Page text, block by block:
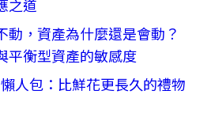
之道
動，資產為什麼還是會動？
平衡型資產的敏感度
人包：比鮮花更長久的禮物